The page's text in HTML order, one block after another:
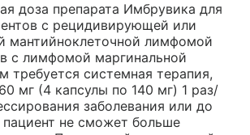
доза препарата Имбрувика для
с рецидивирующей или
мантийноклеточной лимфомой
с лимфомой маргинальной
требуется системная терапия,
мг (4 капсулы по 140 мг) 1 раз/
заболевания или до
пациент не сможет больше